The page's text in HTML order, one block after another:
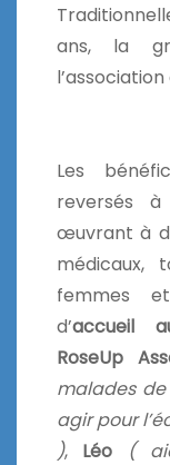
ans, la
Les
reversés à
œuvrant à
médicaux,
femmes
d’accueil
RoseUp
malades
agir pour
), Léo
(